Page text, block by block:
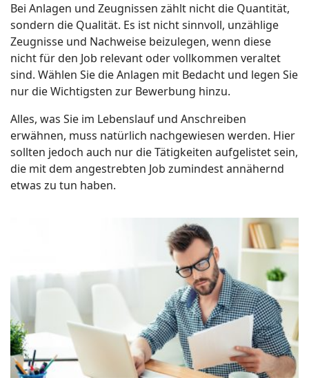
Bei Anlagen und Zeugnissen zählt nicht die Quantität,
sondern die Qualität. Es ist nicht sinnvoll, unzählige
Zeugnisse und Nachweise beizulegen, wenn diese
nicht für den Job relevant oder vollkommen veraltet
sind. Wählen Sie die Anlagen mit Bedacht und legen Sie
nur die Wichtigsten zur Bewerbung hinzu.
Alles, was Sie im Lebenslauf und Anschreiben
erwähnen, muss natürlich nachgewiesen werden. Hier
sollten jedoch auch nur die Tätigkeiten aufgelistet sein,
die mit dem angestrebten Job zumindest annähernd
etwas zu tun haben.